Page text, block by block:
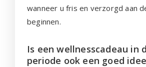
wanneer u fris en verzorgd aan
beginnen.
Is een wellnesscadeau in
periode ook een goed